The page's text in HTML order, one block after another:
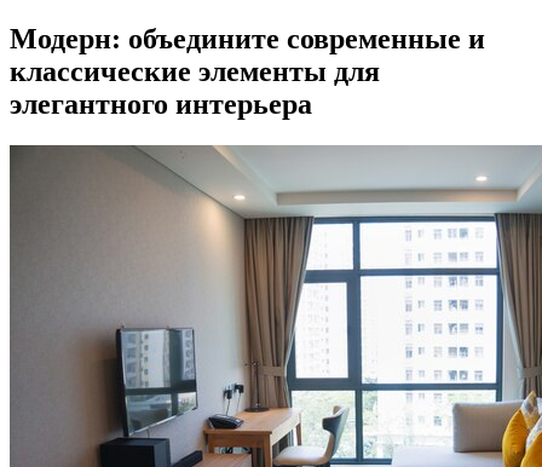
Модерн: объедините современные и
классические элементы для
элегантного интерьера